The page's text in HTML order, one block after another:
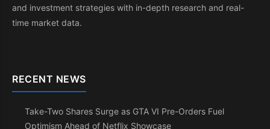
and investment strategies with in-depth research and real-
time market data.
RECENT NEWS
Take-Two Shares Surge as GTA VI Pre-Orders Fuel
Optimism Ahead of Netflix Showcase